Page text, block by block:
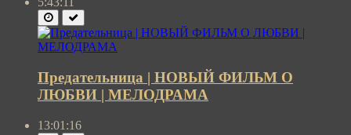
Предательница | НОВЫЙ ФИЛЬМ О
ЛЮБВИ | МЕЛОДРАМА
13:01:16